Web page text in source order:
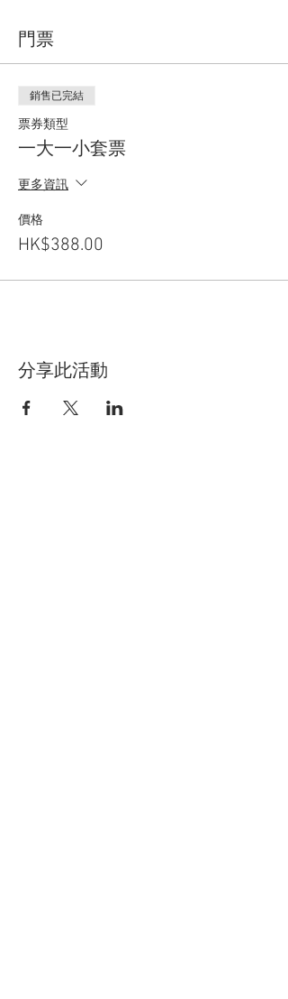
門票
銷售已完結
票券類型
一大一小套票
更多資訊
價格
HK$388.00
分享此活動